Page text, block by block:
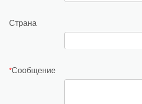
Страна
*Сообщение